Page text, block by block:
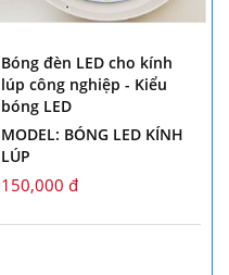
Bóng đèn LED cho kính
lúp công nghiệp - Kiểu
bóng LED
MODEL: BÓNG LED KÍNH
LÚP
150,000 đ